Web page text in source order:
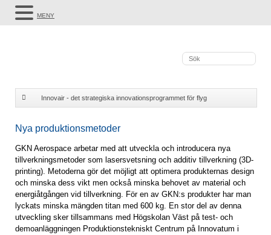
Innovair - det strategiska innovationsprogrammet för flyg
Nya produktionsmetoder
GKN Aerospace arbetar med att utveckla och introducera nya
tillverkningsmetoder som lasersvetsning och additiv tillverkning (3D-
printing). Metoderna gör det möjligt att optimera produkternas design
och minska dess vikt men också minska behovet av material och
energiåtgången vid tillverkning. För en av GKN:s produkter har man
lyckats minska mängden titan med 600 kg. En stor del av denna
utveckling sker tillsammans med Högskolan Väst på test- och
demoanläggningen Produktionstekniskt Centrum på Innovatum i
MENY